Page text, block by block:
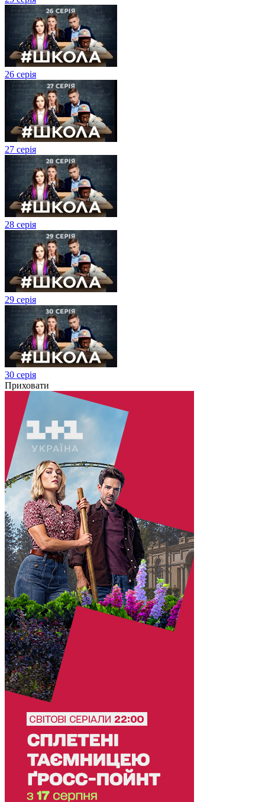
26 серія
27 cерія
28 серія
29 серія
30 серія
Приховати